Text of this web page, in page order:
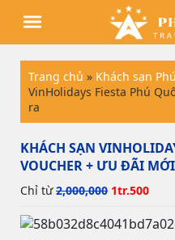
Trang chủ » Khách sạn
VinHolidays Fiesta Phú
ra
KHÁCH SẠN
VOUCHER + ƯU ĐÃI
Chỉ từ2,000,000 1tr.500